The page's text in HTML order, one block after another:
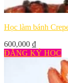
Học làm bánh
600,000 ₫
ĐĂNG KÝ HỌC